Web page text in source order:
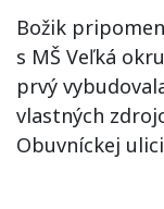
Božik
s MŠ Veľká
prvý
vlastných
Obuvníckej